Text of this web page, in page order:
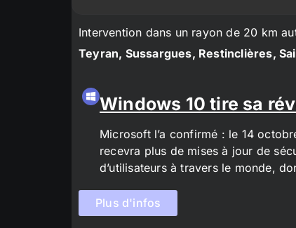
Intervention dans un rayon de 20 km
Teyran, Sussargues, Restinclières,
Windows 10 tire sa
Microsoft l’a confirmé : le 14
recevra plus de mises à jour de
d’utilisateurs à travers le monde,
Plus d'infos